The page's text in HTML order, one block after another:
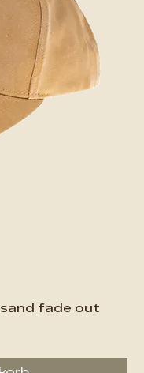
sand fade out